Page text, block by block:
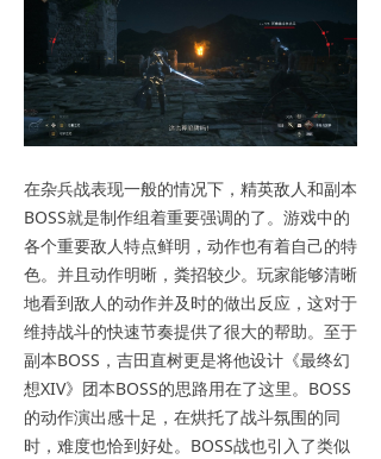
在杂兵战表现一般的情况下，精英敌人和副本
BOSS就是制作组着重要强调的了。游戏中的
各个重要敌人特点鲜明，动作也有着自己的特
色。并且动作明晰，粪招较少。玩家能够清晰
地看到敌人的动作并及时的做出反应，这对于
维持战斗的快速节奏提供了很大的帮助。至于
副本BOSS，吉田直树更是将他设计《最终幻
想XIV》团本BOSS的思路用在了这里。BOSS
的动作演出感十足，在烘托了战斗氛围的同
时，难度也恰到好处。BOSS战也引入了类似